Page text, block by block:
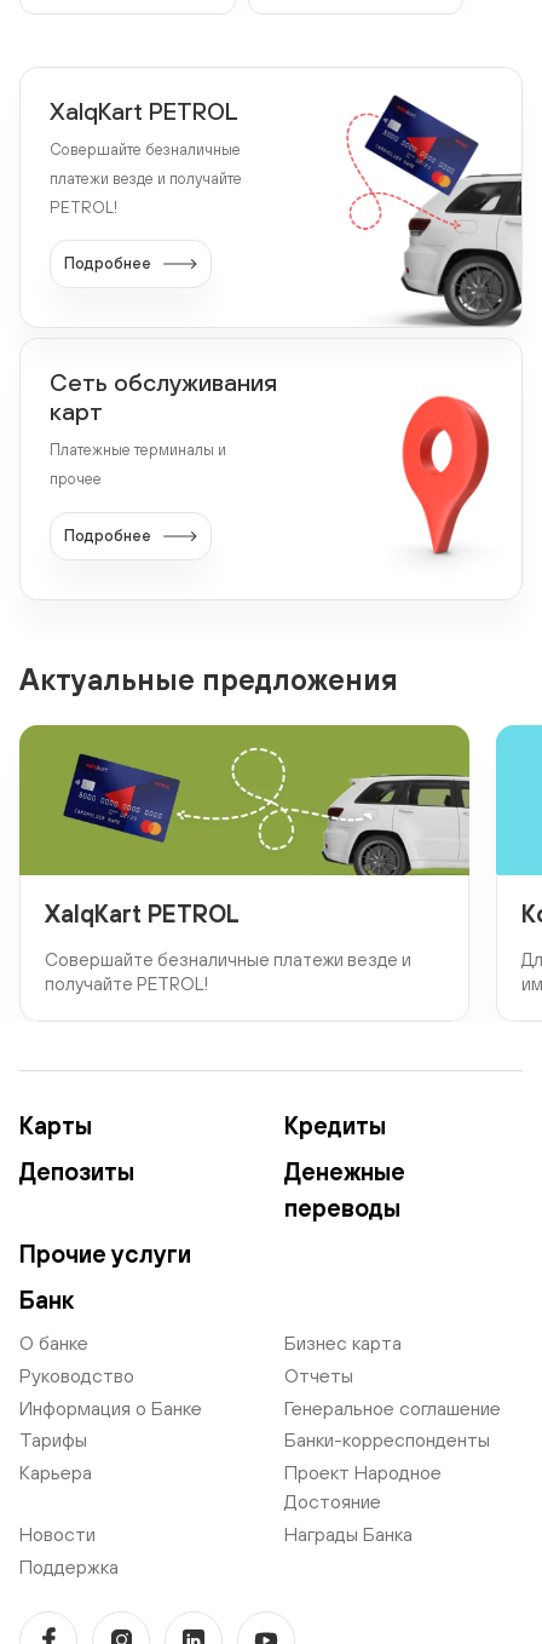
XalqKart PETROL
Совершайте безналичные
платежи везде и получайте
PETROL!
Подробнее
Сеть обслуживания
карт
Платежные терминалы и
прочее
Подробнее
Актуальные предложения
XalqKart PETROL
Совершайте безналичные платежи везде и
получайте PETROL!
Карты
Кредиты
Депозиты
Денежные
переводы
Прочие услуги
Банк
О банке
Бизнес карта
Руководство
Отчеты
Информация о Банке
Генеральное соглашение
Тарифы
Банки-корреспонденты
Карьера
Проект Народное
Достояние
Новости
Награды Банка
Поддержка